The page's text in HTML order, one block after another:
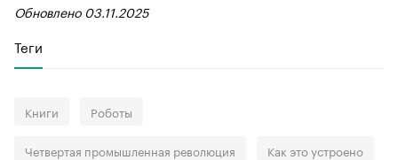
Обновлено 03.11.2025
Теги
Книги Роботы
Четвертая промышленная революция Как это устроено